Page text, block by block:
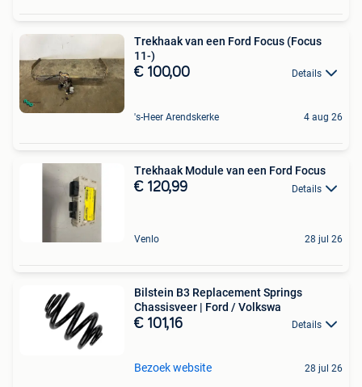
Trekhaak van een Ford Focus (Focus
11-)
€ 100,00 Details
's-Heer Arendskerke 4 aug 26
Trekhaak Module van een Ford Focus
€ 120,99 Details
Venlo 28 jul 26
Bilstein B3 Replacement Springs
Chassisveer | Ford / Volkswa
€ 101,16 Details
Bezoek website 28 jul 26